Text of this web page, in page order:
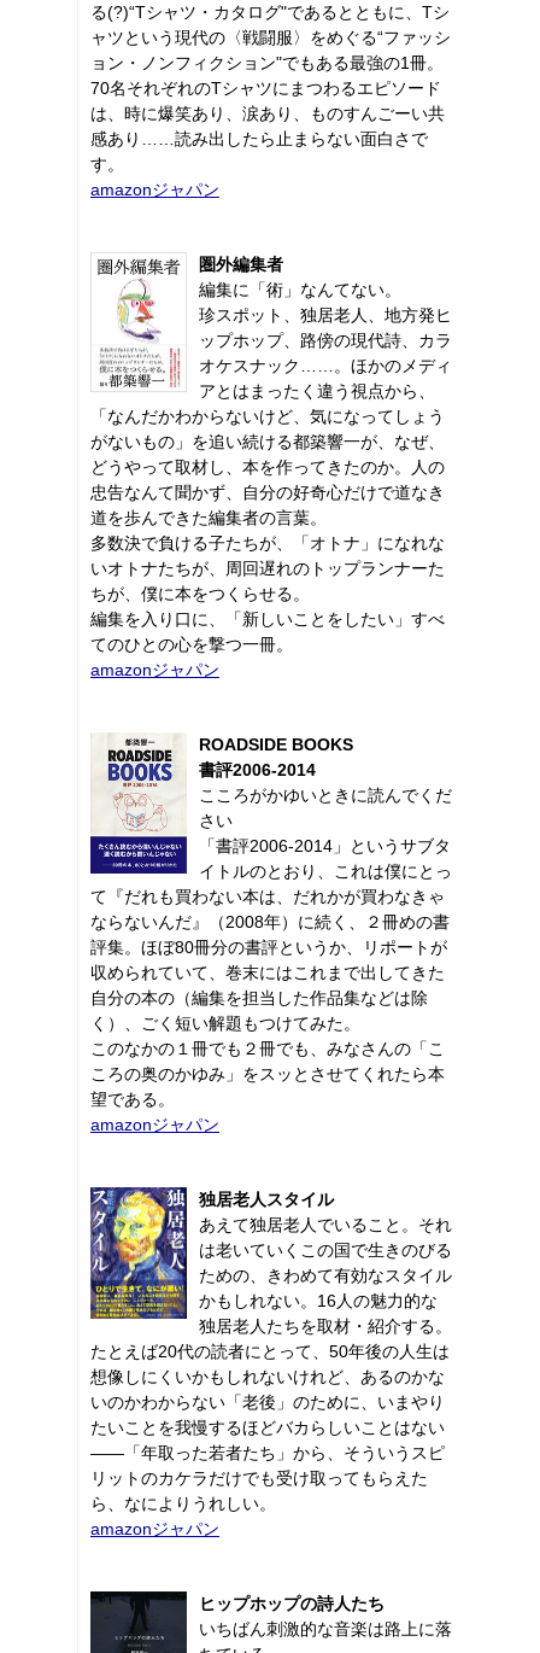
る(?)“Tシャツ・カタログ"であるとともに、Tシ
ャツという現代の〈戦闘服〉をめぐる“ファッシ
ョン・ノンフィクション"でもある最強の1冊。
70名それぞれのTシャツにまつわるエピソード
は、時に爆笑あり、涙あり、ものすんごーい共
感あり……読み出したら止まらない面白さで
す。
amazonジャパン
圏外編集者
編集に「術」なんてない。
珍スポット、独居老人、地方発ヒ
ップホップ、路傍の現代詩、カラ
オケスナック……。ほかのメディ
アとはまったく違う視点から、
「なんだかわからないけど、気になってしょう
がないもの」を追い続ける都築響一が、なぜ、
どうやって取材し、本を作ってきたのか。人の
忠告なんて聞かず、自分の好奇心だけで道なき
道を歩んできた編集者の言葉。
多数決で負ける子たちが、「オトナ」になれな
いオトナたちが、周回遅れのトップランナーた
ちが、僕に本をつくらせる。
編集を入り口に、「新しいことをしたい」すべ
てのひとの心を撃つ一冊。
amazonジャパン
ROADSIDE BOOKS
書評2006-2014
こころがかゆいときに読んでくだ
さい
「書評2006-2014」というサブタ
イトルのとおり、これは僕にとっ
て『だれも買わない本は、だれかが買わなきゃ
ならないんだ』（2008年）に続く、２冊めの書
評集。ほぼ80冊分の書評というか、リポートが
収められていて、巻末にはこれまで出してきた
自分の本の（編集を担当した作品集などは除
く）、ごく短い解題もつけてみた。
このなかの１冊でも２冊でも、みなさんの「こ
ころの奥のかゆみ」をスッとさせてくれたら本
望である。
amazonジャパン
独居老人スタイル
あえて独居老人でいること。それ
は老いていくこの国で生きのびる
ための、きわめて有効なスタイル
かもしれない。16人の魅力的な
独居老人たちを取材・紹介する。
たとえば20代の読者にとって、50年後の人生は
想像しにくいかもしれないけれど、あるのかな
いのかわからない「老後」のために、いまやり
たいことを我慢するほどバカらしいことはない
――「年取った若者たち」から、そういうスピ
リットのカケラだけでも受け取ってもらえた
ら、なによりうれしい。
amazonジャパン
ヒップホップの詩人たち
いちばん刺激的な音楽は路上に落